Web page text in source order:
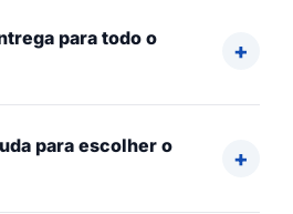
para todo o
para escolher o